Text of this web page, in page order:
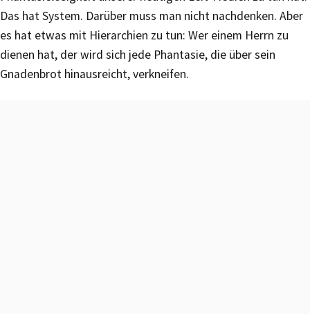
Das hat System. Darüber muss man nicht nachdenken. Aber
es hat etwas mit Hierarchien zu tun: Wer einem Herrn zu
dienen hat, der wird sich jede Phantasie, die über sein
Gnadenbrot hinausreicht, verkneifen.